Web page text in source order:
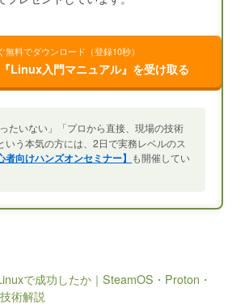
無料でダウンロード（登録10秒）
Linux入門マニュアル』を受け取る
たいない」「プロから直接、現場の技術
いう本気の方には、2日で実務レベルのス
者向けハンズオンセミナー】 も開催してい
で成功したか｜SteamOS・Proton・
術解説